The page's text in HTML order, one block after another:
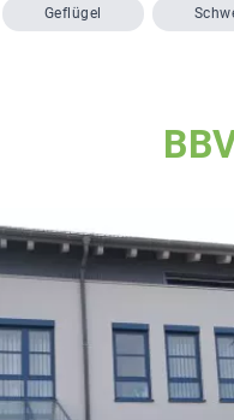
Geflügel